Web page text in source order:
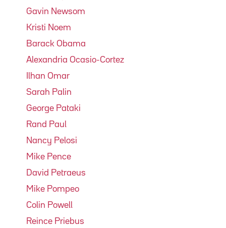
Gavin Newsom
Kristi Noem
Barack Obama
Alexandria Ocasio-Cortez
Ilhan Omar
Sarah Palin
George Pataki
Rand Paul
Nancy Pelosi
Mike Pence
David Petraeus
Mike Pompeo
Colin Powell
Reince Priebus